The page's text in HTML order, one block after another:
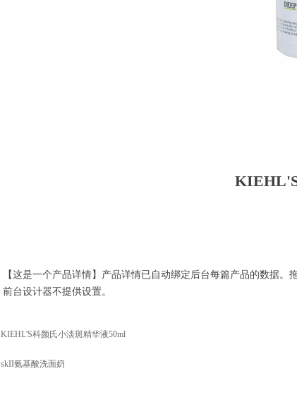
KIEHL'S科颜氏小淡斑精华液50ml
skII氨基酸洗面奶
【这是一个产品详情】产品详情已自动绑定后台每篇产品的数据
前台设计器不提供设置。